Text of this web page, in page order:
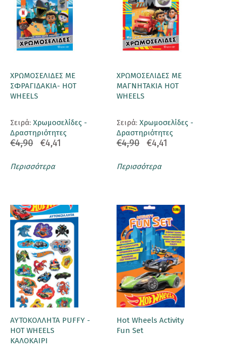
ΧΡΩΜΟΣΕΛΙΔΕΣ ΜΕ
ΣΦΡΑΓΙΔΑΚΙΑ- HOT
WHEELS
Σειρά: Χρωμοσελίδες -
Δραστηριότητες
€4,90 €4,41
Περισσότερα
ΧΡΩΜΟΣΕΛΙΔΕΣ ΜΕ
ΜΑΓΝΗΤΑΚΙΑ HOT
WHEELS
Σειρά: Χρωμοσελίδες -
Δραστηριότητες
€4,90 €4,41
Περισσότερα
ΑΥΤΟΚΟΛΛΗΤΑ PUFFY -
HOT WHEELS
ΚΑΛΟΚΑΙΡΙ
Hot Wheels Activity
Fun Set